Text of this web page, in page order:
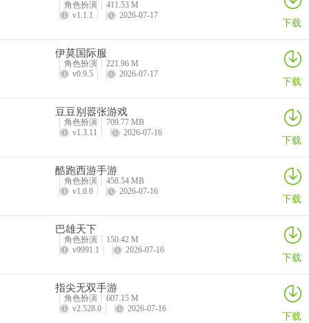
角色扮演
411.53 M
v1.1.1
2026-07-17 下载
伊莫国际服
角色扮演
221.96 M
v0.9.5
2026-07-17 下载
豆豆别嚣张游戏
角色扮演
709.77 MB
v1.3.11
2026-07-16 下载
酷跑西游手游
角色扮演
458.54 MB
v1.0.0
2026-07-16 下载
巴雄天下
角色扮演
150.42 M
v9991.1
2026-07-16 下载
指尖无双手游
角色扮演
607.15 M
v2.528.0
2026-07-16 下载